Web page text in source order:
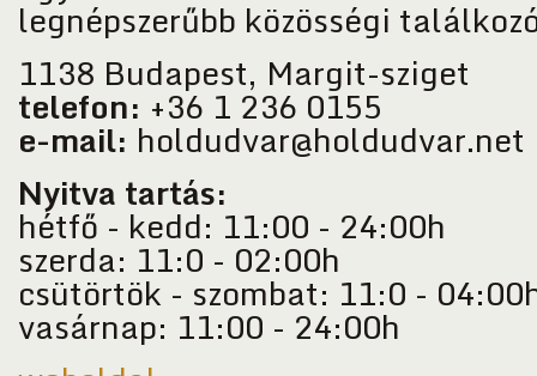
legnépszerűbb közösségi
1138 Budapest, Margit-sziget
telefon: +36 1 236 0155
e-mail: holdudvar@holdudvar.net
Nyitva tartás:
hétfő - kedd: 11:00 - 24:00h
szerda: 11:0 - 02:00h
csütörtök - szombat: 11:0 -
vasárnap: 11:00 - 24:00h